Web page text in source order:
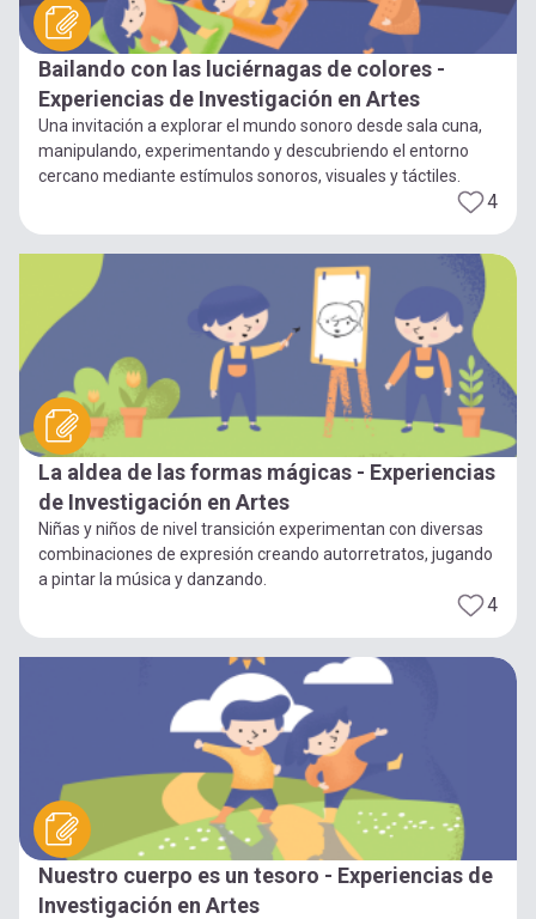
Bailando con las luciérnagas de colores -
Experiencias de Investigación en Artes
Una invitación a explorar el mundo sonoro desde sala cuna,
manipulando, experimentando y descubriendo el entorno
cercano mediante estímulos sonoros, visuales y táctiles.
4
La aldea de las formas mágicas - Experiencias
de Investigación en Artes
Niñas y niños de nivel transición experimentan con diversas
combinaciones de expresión creando autorretratos, jugando
a pintar la música y danzando.
4
Nuestro cuerpo es un tesoro - Experiencias de
Investigación en Artes